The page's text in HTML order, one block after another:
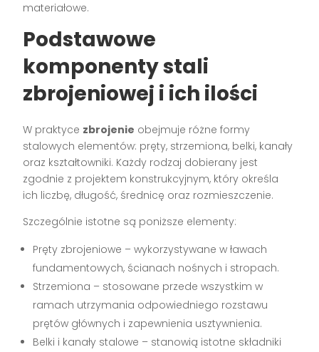
materiałowe.
Podstawowe
komponenty stali
zbrojeniowej i ich ilości
W praktyce zbrojenie obejmuje różne formy
stalowych elementów: pręty, strzemiona, belki, kanały
oraz kształtowniki. Każdy rodzaj dobierany jest
zgodnie z projektem konstrukcyjnym, który określa
ich liczbę, długość, średnicę oraz rozmieszczenie.
Szczególnie istotne są poniższe elementy:
Pręty zbrojeniowe – wykorzystywane w ławach
fundamentowych, ścianach nośnych i stropach.
Strzemiona – stosowane przede wszystkim w
ramach utrzymania odpowiedniego rozstawu
prętów głównych i zapewnienia usztywnienia.
Belki i kanały stalowe – stanowią istotne składniki